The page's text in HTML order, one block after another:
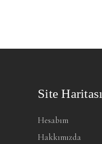
Site Haritası
Hesabım
Hakkımızda